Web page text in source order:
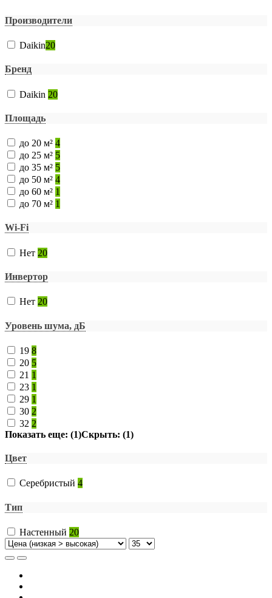
Производители
Daikin20
Бренд
Daikin 20
Площадь
до 20 м² 4
до 25 м² 5
до 35 м² 5
до 50 м² 4
до 60 м² 1
до 70 м² 1
Wi-Fi
Нет 20
Инвертор
Нет 20
Уровень шума, дБ
19 8
20 5
21 1
23 1
29 1
30 2
32 2
Показать еще: (1)Скрыть: (1)
Цвет
Серебристый 4
Тип
Настенный 20